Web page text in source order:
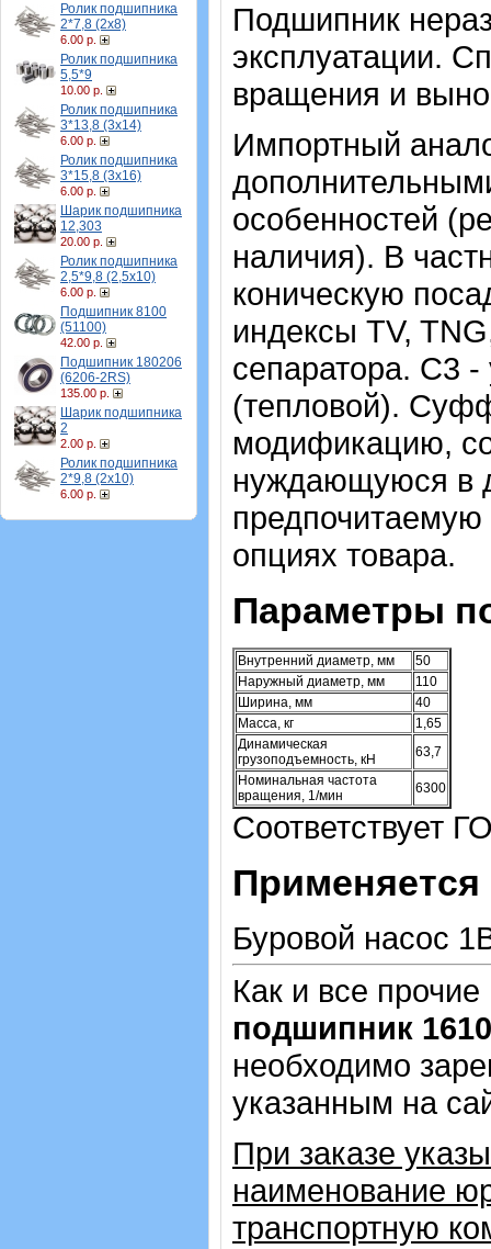
Ролик подшипника
2*7,8 (2х8)
6.00 р.
Ролик подшипника
5,5*9
10.00 р.
Ролик подшипника
3*13,8 (3х14)
6.00 р.
Ролик подшипника
3*15,8 (3х16)
6.00 р.
Шарик подшипника
12,303
20.00 р.
Ролик подшипника
2,5*9,8 (2,5х10)
6.00 р.
Подшипник 8100
(51100)
42.00 р.
Подшипник 180206
(6206-2RS)
135.00 р.
Шарик подшипника
2
2.00 р.
Ролик подшипника
2*9,8 (2х10)
6.00 р.
Подшипник
эксплуатации.
вращения и
Импортный
особенностей
наличия). В
коническую
индексы TV,
сепаратора. C3
(тепловой).
модификацию,
нуждающуюся в
опциях товара.
Параметры
Внутренний диаметр, мм
50
Наружный диаметр, мм
110
Ширина, мм
40
Масса, кг
1,65
Динамическая
грузоподъемность, кН
63,7
Номинальная частота
вращения, 1/мин
6300
Соответствует
Буровой насос
Как и все
подшипник 1610
необходимо
указанным на
При заказе
наименование
транспортную